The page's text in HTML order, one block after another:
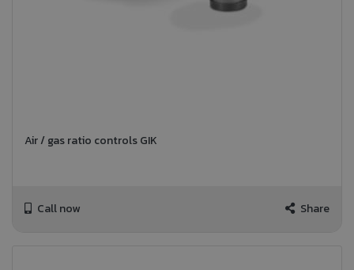
Air / gas ratio controls GIK
Call now Share